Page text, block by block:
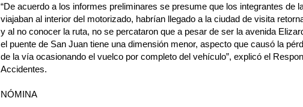
“De acuerdo a los informes preliminares se presume que los integrantes de
viajaban al interior del motorizado, habrían llegado a la ciudad de visita
y al no conocer la ruta, no se percataron que a pesar de ser la avenida
el puente de San Juan tiene una dimensión menor, aspecto que causó la
de la vía ocasionando el vuelco por completo del vehículo”, explicó el
Accidentes.
NÓMINA